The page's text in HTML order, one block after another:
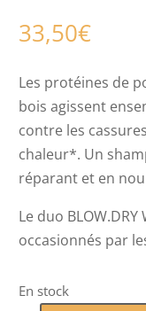
33,50€
Les protéines de
bois agissent
contre les
chaleur*. Un
réparant et en
Le duo
occasionnés par
En stock